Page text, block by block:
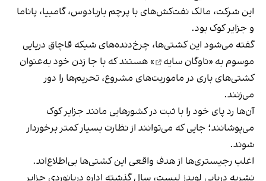
این شرکت، مالک نفت‌کش‌های با پرچم باربادوس، گامبیا، پاناما
و جزایر کوک بود.
گفته می‌شود این کشتی‌ها، چرخ‌دنده‌های شبکه قاچاق دریایی
موسوم به «ناوگان سایه
» هستند که با جا زدن خود به‌عنوان
کشتی‌های باری در ماموریت‌های مشروع، تحریم‌ها را دور
می‌زنند.
آن‌ها رد پای خود را با ثبت در کشورهایی مانند جزایر کوک
می‌پوشانند؛ جایی که می‌توانند از نظارت بسیار کمتر برخوردار
شوند.
اغلب رجیستری‌ها از هدف واقعی این کشتی‌ها بی‌اطلاع‌اند.
نشریه دریایی لویدز لیست، سال گذشته اداره دریانوردی جزایر